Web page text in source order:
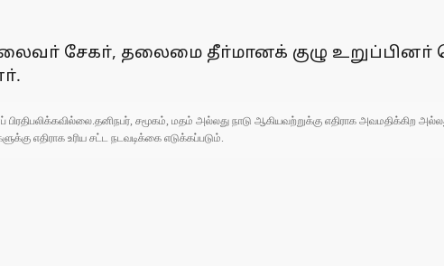
சேகா், தலைமை தீா்மானக் குழு உறுப்பினா்
சமூகம், மதம் அல்லது நாடு ஆகியவற்றுக்கு எதிராக அவமதிக்கிற
எதிராக உரிய சட்ட நடவடிக்கை எடுக்கப்படும்.